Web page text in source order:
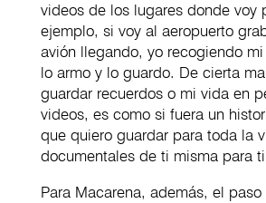
videos de los lugares donde voy
ejemplo, si voy al aeropuerto
avión llegando, yo recogiendo
lo armo y lo guardo. De cierta
guardar recuerdos o mi vida en
videos, es como si fuera un
que quiero guardar para toda la
documentales de ti misma para
Para Macarena, además, el